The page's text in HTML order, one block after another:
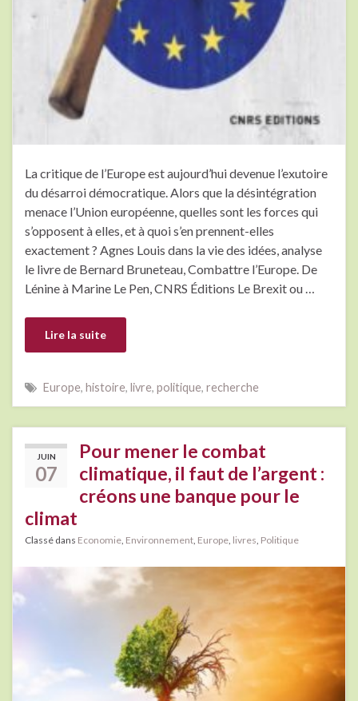
La critique de l’Europe est aujourd’hui devenue l’exutoire
du désarroi démocratique. Alors que la désintégration
menace l’Union européenne, quelles sont les forces qui
s’opposent à elles, et à quoi s’en prennent-elles
exactement ? Agnes Louis dans la vie des idées, analyse
le livre de Bernard Bruneteau, Combattre l’Europe. De
Lénine à Marine Le Pen, CNRS Éditions Le Brexit ou …
Lire la suite
Europe, histoire, livre, politique, recherche
JUIN
07
Pour mener le combat
climatique, il faut de l’argent :
créons une banque pour le
climat
Classé dans Economie Environnement Europe livres Politique